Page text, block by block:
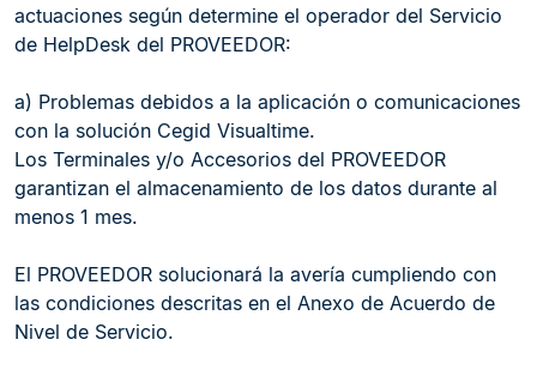
actuaciones según determine el operador del Servicio
de HelpDesk del PROVEEDOR:
a) Problemas debidos a la aplicación o comunicaciones
con la solución Cegid Visualtime.
Los Terminales y/o Accesorios del PROVEEDOR
garantizan el almacenamiento de los datos durante al
menos 1 mes.
El PROVEEDOR solucionará la avería cumpliendo con
las condiciones descritas en el Anexo de Acuerdo de
Nivel de Servicio.